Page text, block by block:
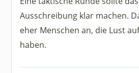
Ausschreibung klar machen.
eher Menschen an, die Lust
haben.